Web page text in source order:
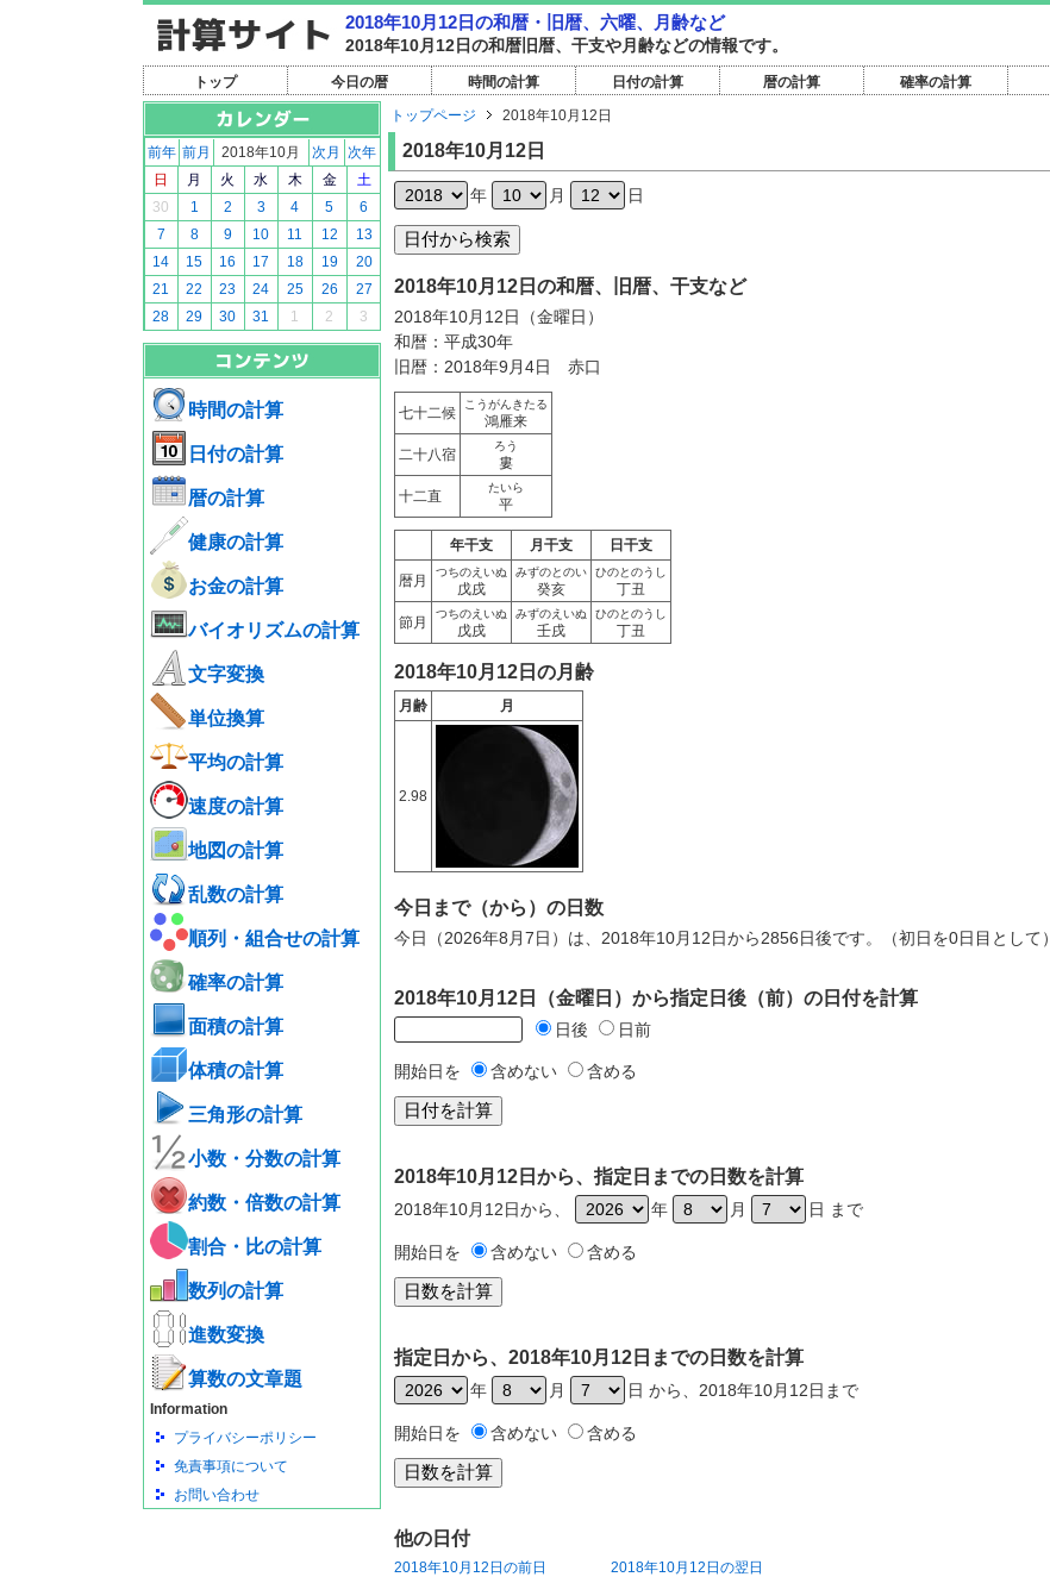
2018年10月12日の和暦・旧暦、六曜、月齢など
2018年10月12日の和暦旧暦、干支や月齢などの情報です。
トップ 今日の暦 時間の計算 日付の計算 暦の計算 確率の計算
前年 前月 2018年10月 次月
次年
日
月 火 水 木 金
土
30
1 2 3 4 5
6
7
8 9 10 11 12
13
14
15 16 17 18 19
20
21
22 23 24 25 26
27
28
29 30 31 1 2 3
時間の計算
日付の計算
暦の計算
健康の計算
お金の計算
バイオリズムの計算
文字変換
単位換算
平均の計算
速度の計算
地図の計算
乱数の計算
順列・組合せの計算
確率の計算
面積の計算
体積の計算
三角形の計算
小数・分数の計算
約数・倍数の計算
割合・比の計算
数列の計算
進数変換
算数の文章題
Information
プライバシーポリシー
免責事項について
お問い合わせ
トップページ 2018年10月12日
2018年10月12日
年 月 日
2018年10月12日の和暦、旧暦、干支など
2018年10月12日（金曜日）
和暦：平成30年
旧暦：2018年9月4日 赤口
七十二候
こうがんきたる
鴻雁来
二十八宿
ろう
婁
十二直
たいら
平
年干支 月干支 日干支
暦月
つちのえいぬ
戊戌
みずのとのい
癸亥
ひのとのうし
丁丑
節月
つちのえいぬ
戊戌
みずのえいぬ
壬戌
ひのとのうし
丁丑
2018年10月12日の月齢
月齢 月
2.98
今日まで（から）の日数
今日（2026年8月7日）は、2018年10月12日から2856日後です。（初日を0日目として）
2018年10月12日（金曜日）から指定日後（前）の日付を計算
日後 日前
開始日を 含めない 含める
2018年10月12日から、指定日までの日数を計算
2018年10月12日から、 年 月 日 まで
開始日を 含めない 含める
指定日から、2018年10月12日までの日数を計算
年 月 日 から、2018年10月12日まで
開始日を 含めない 含める
他の日付
2018年10月12日の前日
2018年10月12日の翌日